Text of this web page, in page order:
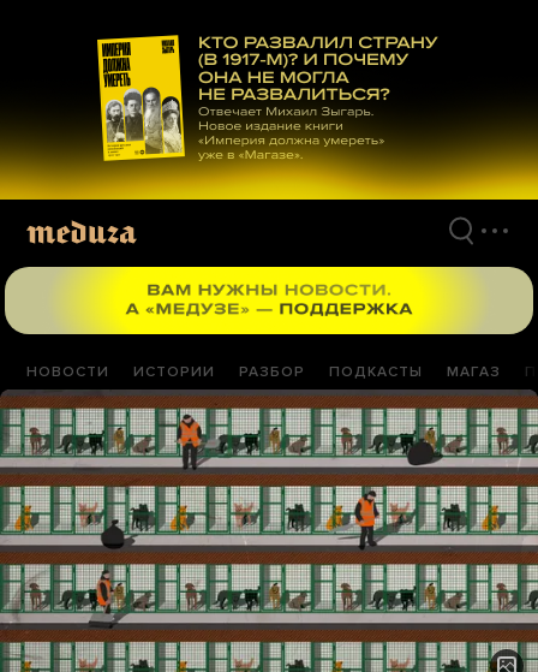
материалам
НОВОСТИ ИСТОРИИ РАЗБОР ПОДКАСТЫ МАГАЗ